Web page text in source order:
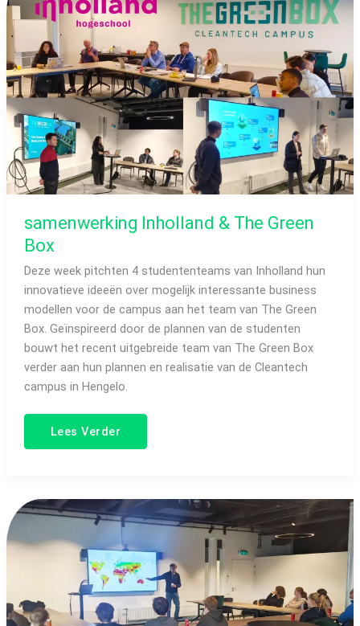
samenwerking Inholland & The Green
Box
Deze week pitchten 4 studententeams van Inholland hun
innovatieve ideeën over mogelijk interessante business
modellen voor de campus aan het team van The Green
Box. Geïnspireerd door de plannen van de studenten
bouwt het recent uitgebreide team van The Green Box
verder aan hun plannen en realisatie van de Cleantech
campus in Hengelo.
Green
Box
Lees Verder
Twente
Goes
X
The
Green